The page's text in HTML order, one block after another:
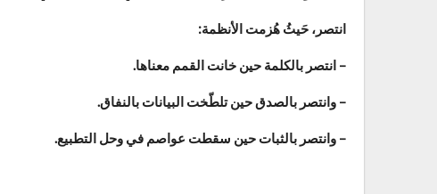
انتصر، حَيثُ هُزمت الأنظمة:
– انتصر بالكلمة حين خانت القمم معناها.
– وانتصر بالصدق حين تلطّخت البيانات بالنفاق.
– وانتصر بالثبات حين سقطت عواصم في وحل التطبيع.